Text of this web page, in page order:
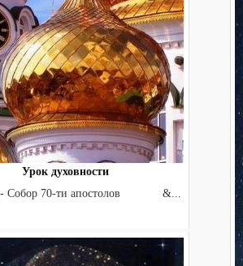
Урок духовности
- Собор 70-ти апостолов &...